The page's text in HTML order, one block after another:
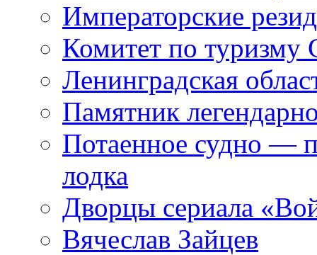
Императорские
Комитет по туризму
Ленинградская
Памятник
Потаенное судно —
лодка
Дворцы сериала
Вячеслав Зайцев